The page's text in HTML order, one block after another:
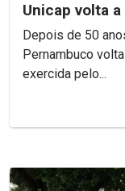
Unicap volta
Depois de 50
Pernambuco
exercida pelo...